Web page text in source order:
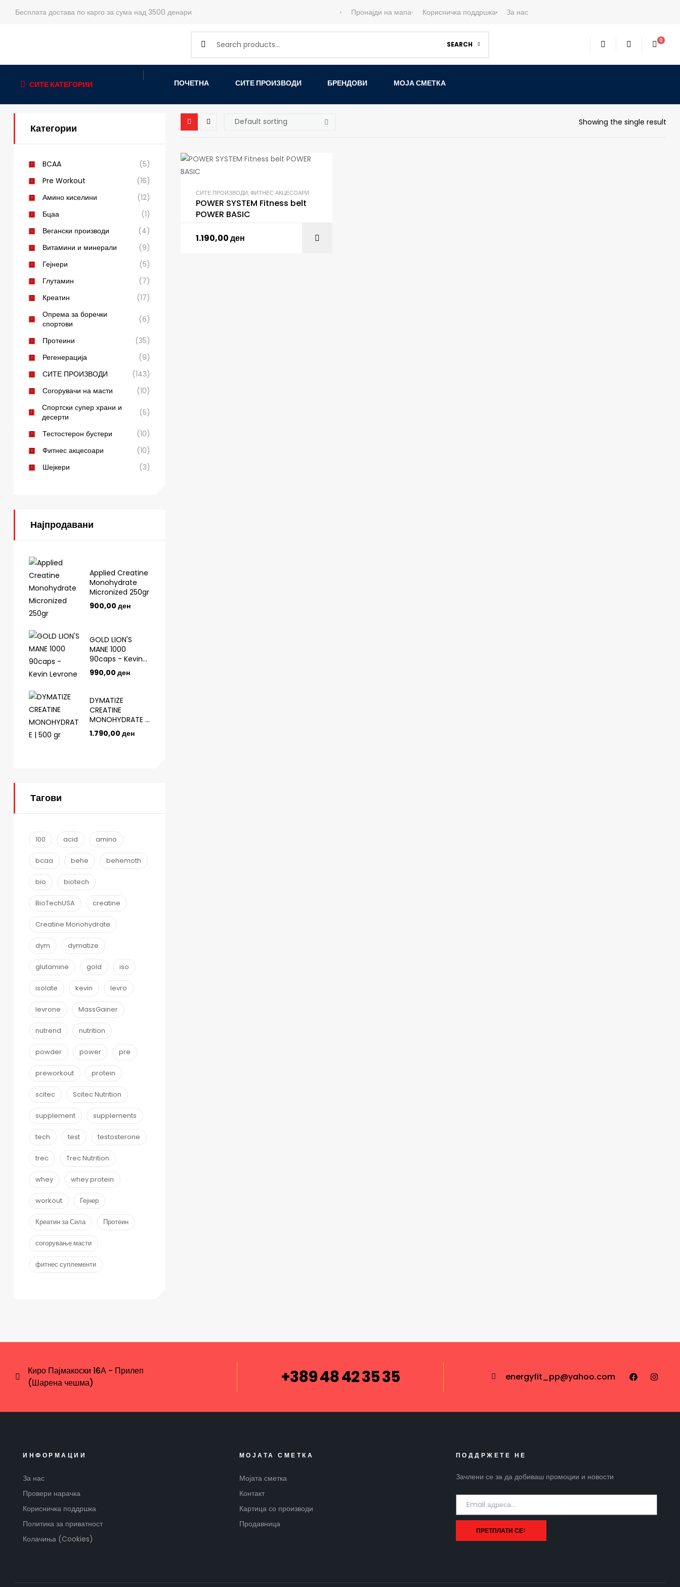
Бесплата достава по карго за сума над 3500 денари Пронајди на мапа Корисничка поддршка За нас
SEARCH 0
СИТЕ КАТЕГОРИИ ПОЧЕТНА СИТЕ ПРОИЗВОДИ БРЕНДОВИ МОЈА СМЕТКА
Showing the single result
СИТЕ ПРОИЗВОДИ,ФИТНЕС АКЦЕСОАРИ
POWER SYSTEM Fitness belt
POWER BASIC
1.190,00ден
Категории
BCAA
(5)
Pre Workout
(16)
Амино киселини
(12)
Бцаа
(1)
Вегански производи
(4)
Витамини и минерали
(9)
Гејнери
(5)
Глутамин
(7)
Креатин
(17)
Опрема за боречки
спортови
(6)
Протеини
(35)
Регенерација
(9)
СИТЕ ПРОИЗВОДИ
(143)
Согорувачи на масти
(10)
Спортски супер храни и
десерти
(5)
Тестостерон бустери
(10)
Фитнес акцесоари
(10)
Шејкери
(3)
Најпродавани
Applied Creatine
Monohydrate
Micronized 250gr
900,00 ден
GOLD LION'S
MANE 1000
90caps - Kevin
Levrone
990,00 ден
DYMATIZE
CREATINE
MONOHYDRATE |
500 gr
1.790,00 ден
Тагови
100 acid amino
bcaa behe behemoth
bio biotech
BioTechUSA creatine
Creatine Monohydrate
dym dymatize
glutamine gold iso
isolate kevin levro
levrone MassGainer
nutrend nutrition
powder power pre
preworkout protein
scitec Scitec Nutrition
supplement supplements
tech test testosterone
trec Trec Nutrition
whey whey protein
workout Гејнер
Креатин за Сила Протеин
согорување масти
фитнес суплементи
Киро Пајмакоски 16А - Прилеп
(Шарена чешма)
+389 48 42 35 35 energyfit_pp@yahoo.com
ИНФОРМАЦИИ
За нас
Провери нарачка
Корисничка поддршка
Политика за приватност
Колачиња (Cookies)
МОЈАТА СМЕТКА
Мојата сметка
Контакт
Картица со производи
Продавница
ПОДДРЖЕТЕ НЕ
Зачлени се за да добиваш промоции и новости
ПРЕТПЛАТИ СЕ